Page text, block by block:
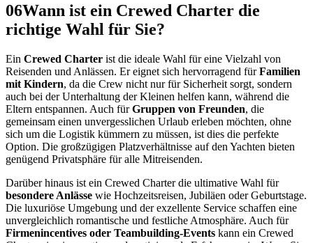
06Wann ist ein Crewed Charter die
richtige Wahl für Sie?
Ein Crewed Charter ist die ideale Wahl für eine Vielzahl von
Reisenden und Anlässen. Er eignet sich hervorragend fürFamilien
mit Kindern, da die Crew nicht nur für Sicherheit sorgt, sondern
auch bei der Unterhaltung der Kleinen helfen kann, während die
Eltern entspannen. Auch fürGruppen von Freunden, die
gemeinsam einen unvergesslichen Urlaub erleben möchten, ohne
sich um die Logistik kümmern zu müssen, ist dies die perfekte
Option. Die großzügigen Platzverhältnisse auf den Yachten bieten
genügend Privatsphäre für alle Mitreisenden.
Darüber hinaus ist ein Crewed Charter die ultimative Wahl für
besondere Anlässe wie Hochzeitsreisen, Jubiläen oder Geburtstage.
Die luxuriöse Umgebung und der exzellente Service schaffen eine
unvergleichlich romantische und festliche Atmosphäre. Auch für
Firmenincentives oder Teambuilding-Events kann ein Crewed